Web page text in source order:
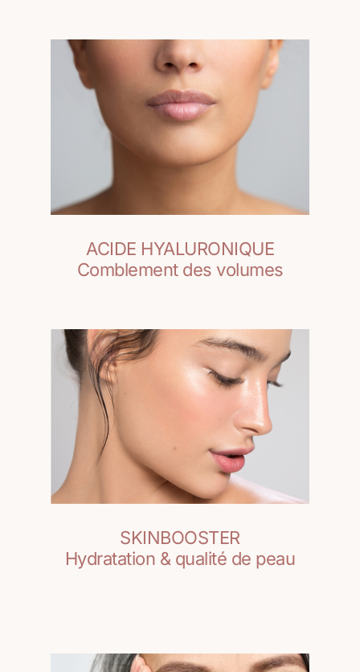
ACIDE HYALURONIQUE
Comblement des volumes
SKINBOOSTER
Hydratation & qualité de peau